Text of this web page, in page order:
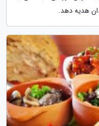
هدیه دهد.